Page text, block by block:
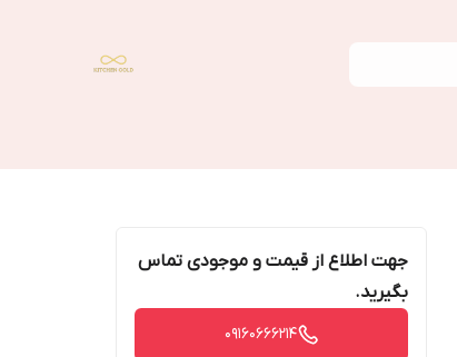
جهت اطلاع از قیمت و موجودی تماس
بگیرید.
09160666214